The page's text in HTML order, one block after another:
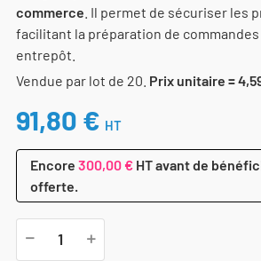
commerce . Il permet de sécuriser les
facilitant la préparation de commandes
entrepôt.
Vendue par lot de 20. Prix unitaire =
91,80 € HT
Encore 300,00 € HT avant de
offerte.